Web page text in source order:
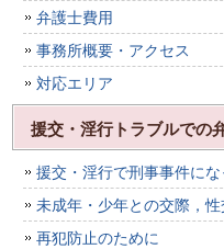
弁護士費用
事務所概要・アクセス
対応エリア
援交・淫行トラブルでの
援交・淫行で刑事事件に
未成年・少年との交際，
再犯防止のために